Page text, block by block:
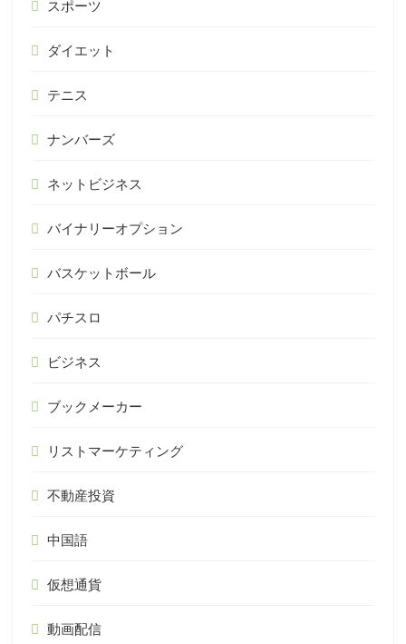
スポーツ
ダイエット
テニス
ナンバーズ
ネットビジネス
バイナリーオプション
バスケットボール
パチスロ
ビジネス
ブックメーカー
リストマーケティング
不動産投資
中国語
仮想通貨
動画配信